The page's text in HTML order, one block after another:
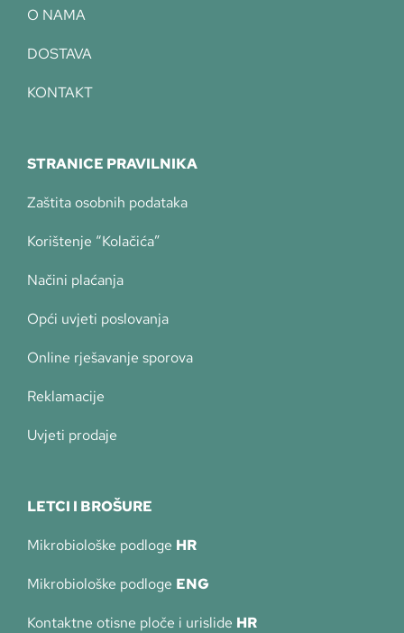
O NAMA
DOSTAVA
KONTAKT
STRANICE PRAVILNIKA
Zaštita osobnih podataka
Korištenje “Kolačića”
Načini plaćanja
Opći uvjeti poslovanja
Online rješavanje sporova
Reklamacije
Uvjeti prodaje
LETCI I BROŠURE
Mikrobiološke podloge HR
Mikrobiološke podloge ENG
Kontaktne otisne ploče i urislide HR